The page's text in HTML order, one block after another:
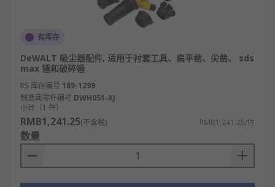
有库存
DeWALT 吸尘器配件, 适用于衬套工具、扁平凿、尖凿、 sds
max 锤和破碎锤
RS 库存编号 189-1299
制造商零件编号 DWH051-XJ
小计（1 件）
RMB1,241.25(不含税) RMB1,241.25/件
数量